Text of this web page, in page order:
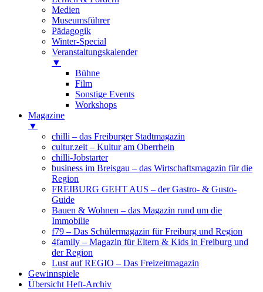
Medien
Museumsführer
Pädagogik
Winter-Special
Veranstaltungskalender
▼
Bühne
Film
Sonstige Events
Workshops
Magazine
▼
chilli – das Freiburger Stadtmagazin
cultur.zeit – Kultur am Oberrhein
chilli-Jobstarter
business im Breisgau – das Wirtschaftsmagazin für die
Region
FREIBURG GEHT AUS – der Gastro- & Gusto-
Guide
Bauen & Wohnen – das Magazin rund um die
Immobilie
f79 – Das Schülermagazin für Freiburg und Region
4family – Magazin für Eltern & Kids in Freiburg und
der Region
Lust auf REGIO – Das Freizeitmagazin
Gewinnspiele
Übersicht Heft-Archiv